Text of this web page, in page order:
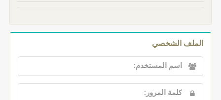
الملف الشخصي